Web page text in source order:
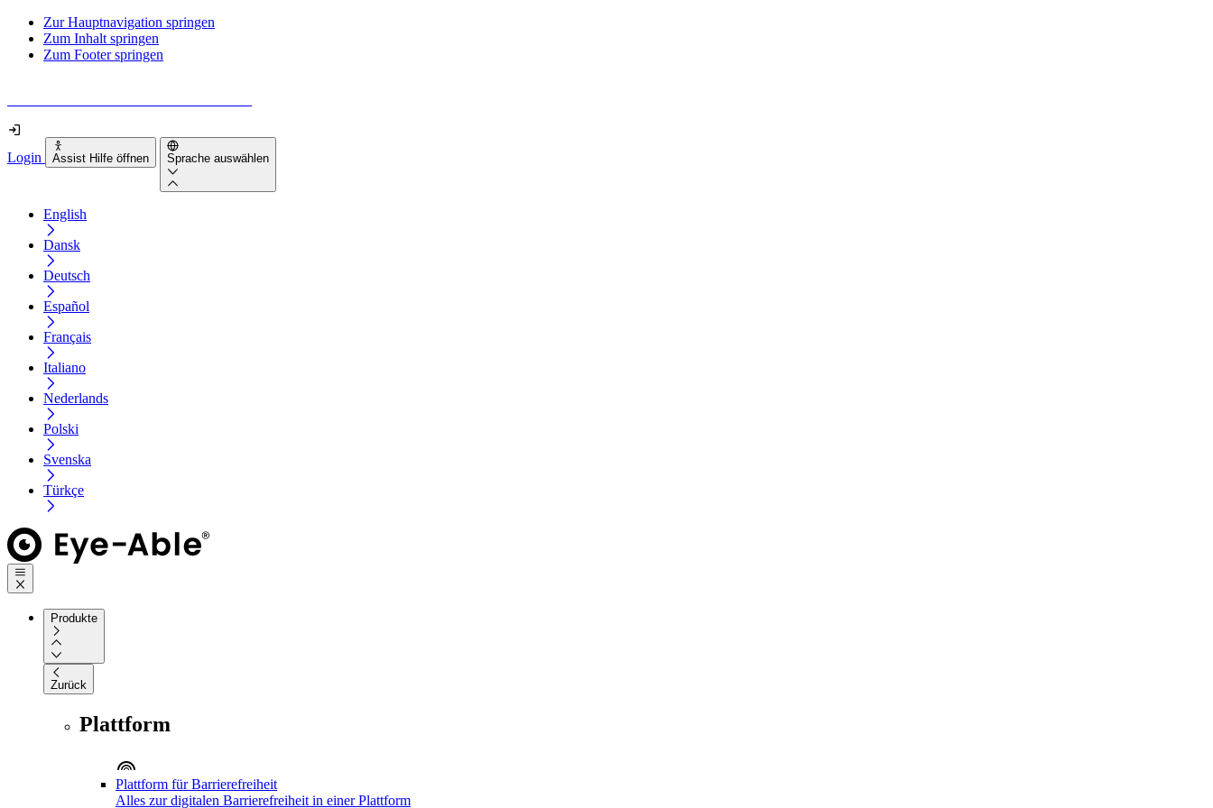
Zur Hauptnavigation springen
Zum Inhalt springen
Zum Footer springen
Login Assist Hilfe öffnen Sprache auswählen
English
Dansk
Deutsch
Español
Français
Italiano
Nederlands
Polski
Svenska
Türkçe
Produkte
Zurück
Plattform
Plattform für Barrierefreiheit
Alles zur digitalen Barrierefreiheit in einer Plattform